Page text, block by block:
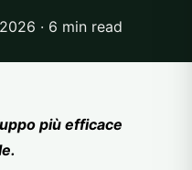
· 6 min read
più efficace